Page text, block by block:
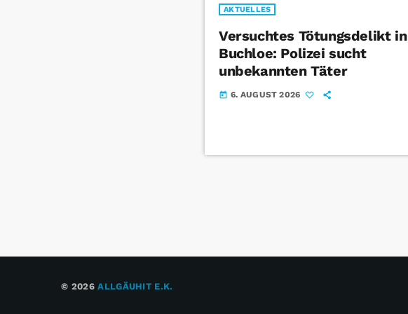
AKTUELLES
Versuchtes Tötungsdelikt in
Buchloe: Polizei sucht
unbekannten Täter
today 6. AUGUST 2026
© 2026ALLGÄUHIT E.K.